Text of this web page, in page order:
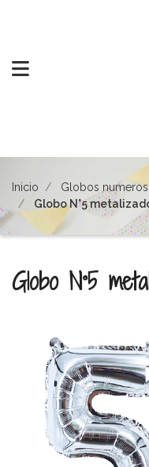
Inicio
Globos numeros
Globo N°5
Globo N°5